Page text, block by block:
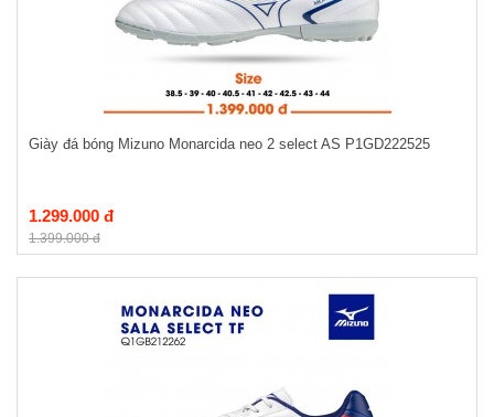
Giày đá bóng Mizuno Monarcida neo 2 select AS P1GD222525
1.299.000 đ
1.399.000 đ